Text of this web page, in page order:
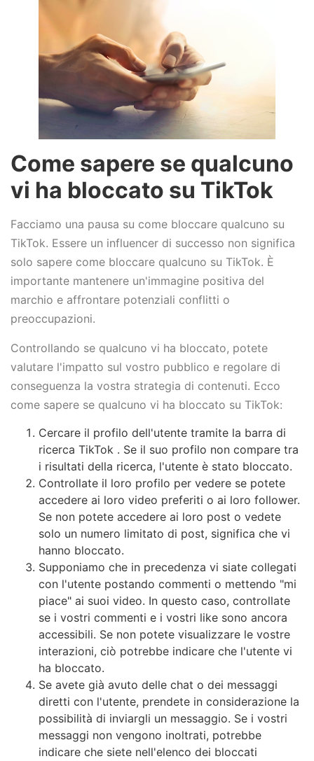
Come sapere se qualcuno
vi ha bloccato su TikTok
Facciamo una pausa su come bloccare qualcuno su
TikTok. Essere un influencer di successo non significa
solo sapere come bloccare qualcuno su TikTok. È
importante mantenere un'immagine positiva del
marchio e affrontare potenziali conflitti o
preoccupazioni.
Controllando se qualcuno vi ha bloccato, potete
valutare l'impatto sul vostro pubblico e regolare di
conseguenza la vostra strategia di contenuti. Ecco
come sapere se qualcuno vi ha bloccato su TikTok:
Cercare il profilo dell'utente tramite la barra di
ricerca TikTok . Se il suo profilo non compare tra
i risultati della ricerca, l'utente è stato bloccato.
Controllate il loro profilo per vedere se potete
accedere ai loro video preferiti o ai loro follower.
Se non potete accedere ai loro post o vedete
solo un numero limitato di post, significa che vi
hanno bloccato.
Supponiamo che in precedenza vi siate collegati
con l'utente postando commenti o mettendo "mi
piace" ai suoi video. In questo caso, controllate
se i vostri commenti e i vostri like sono ancora
accessibili. Se non potete visualizzare le vostre
interazioni, ciò potrebbe indicare che l'utente vi
ha bloccato.
Se avete già avuto delle chat o dei messaggi
diretti con l'utente, prendete in considerazione la
possibilità di inviargli un messaggio. Se i vostri
messaggi non vengono inoltrati, potrebbe
indicare che siete nell'elenco dei bloccati